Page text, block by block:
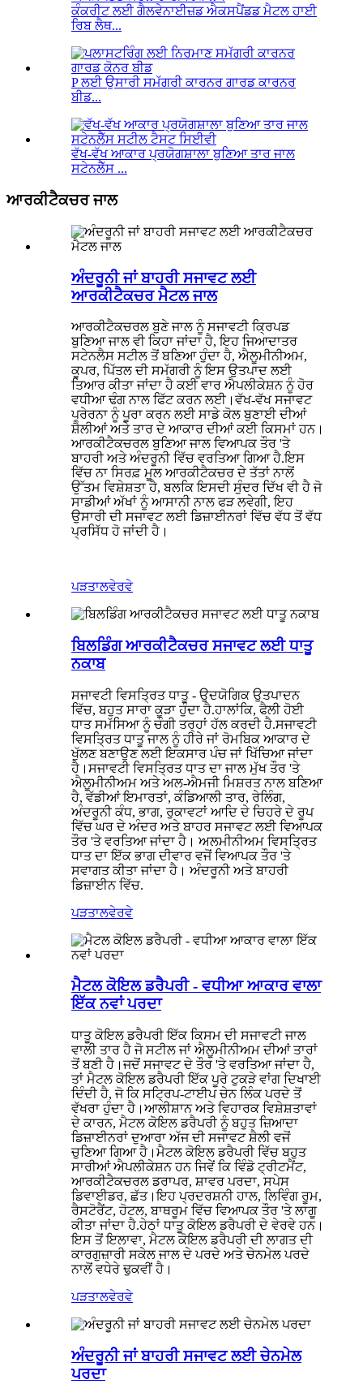
ਕੰਕਰੀਟ ਲਈ ਗੈਲਵੇਨਾਈਜ਼ਡ ਐਕਸਪੈਂਡਡ ਮੈਟਲ ਹਾਈ
ਰਿਬ ਲੈਥ...
P ਲਈ ਉਸਾਰੀ ਸਮੱਗਰੀ ਕਾਰਨਰ ਗਾਰਡ ਕਾਰਨਰ
ਬੀਡ...
ਵੱਖ-ਵੱਖ ਆਕਾਰ ਪ੍ਰਯੋਗਸ਼ਾਲਾ ਬੁਣਿਆ ਤਾਰ ਜਾਲ
ਸਟੇਨਲੈੱਸ ...
ਆਰਕੀਟੈਕਚਰ ਜਾਲ
ਅੰਦਰੂਨੀ ਜਾਂ ਬਾਹਰੀ ਸਜਾਵਟ ਲਈ
ਆਰਕੀਟੈਕਚਰ ਮੈਟਲ ਜਾਲ
ਆਰਕੀਟੈਕਚਰਲ ਬੁਣੇ ਜਾਲ ਨੂੰ ਸਜਾਵਟੀ ਕ੍ਰਿਪਡ
ਬੁਣਿਆ ਜਾਲ ਵੀ ਕਿਹਾ ਜਾਂਦਾ ਹੈ, ਇਹ ਜਿਆਦਾਤਰ
ਸਟੇਨਲੈਸ ਸਟੀਲ ਤੋਂ ਬਣਿਆ ਹੁੰਦਾ ਹੈ, ਐਲੂਮੀਨੀਅਮ,
ਕੂਪਰ, ਪਿੱਤਲ ਦੀ ਸਮੱਗਰੀ ਨੂੰ ਇਸ ਉਤਪਾਦ ਲਈ
ਤਿਆਰ ਕੀਤਾ ਜਾਂਦਾ ਹੈ ਕਈ ਵਾਰ ਐਪਲੀਕੇਸ਼ਨ ਨੂੰ ਹੋਰ
ਵਧੀਆ ਢੰਗ ਨਾਲ ਫਿੱਟ ਕਰਨ ਲਈ।ਵੱਖ-ਵੱਖ ਸਜਾਵਟ
ਪ੍ਰੇਰਨਾ ਨੂੰ ਪੂਰਾ ਕਰਨ ਲਈ ਸਾਡੇ ਕੋਲ ਬੁਣਾਈ ਦੀਆਂ
ਸ਼ੈਲੀਆਂ ਅਤੇ ਤਾਰ ਦੇ ਆਕਾਰ ਦੀਆਂ ਕਈ ਕਿਸਮਾਂ ਹਨ।
ਆਰਕੀਟੈਕਚਰਲ ਬੁਣਿਆ ਜਾਲ ਵਿਆਪਕ ਤੌਰ 'ਤੇ
ਬਾਹਰੀ ਅਤੇ ਅੰਦਰੂਨੀ ਵਿੱਚ ਵਰਤਿਆ ਗਿਆ ਹੈ.ਇਸ
ਵਿੱਚ ਨਾ ਸਿਰਫ਼ ਮੂਲ ਆਰਕੀਟੈਕਚਰ ਦੇ ਤੱਤਾਂ ਨਾਲੋਂ
ਉੱਤਮ ਵਿਸ਼ੇਸ਼ਤਾ ਹੈ, ਬਲਕਿ ਇਸਦੀ ਸੁੰਦਰ ਦਿੱਖ ਵੀ ਹੈ ਜੋ
ਸਾਡੀਆਂ ਅੱਖਾਂ ਨੂੰ ਆਸਾਨੀ ਨਾਲ ਫੜ ਲਵੇਗੀ, ਇਹ
ਉਸਾਰੀ ਦੀ ਸਜਾਵਟ ਲਈ ਡਿਜ਼ਾਈਨਰਾਂ ਵਿੱਚ ਵੱਧ ਤੋਂ ਵੱਧ
ਪ੍ਰਸਿੱਧ ਹੋ ਜਾਂਦੀ ਹੈ।
ਪੜਤਾਲਵੇਰਵੇ
ਬਿਲਡਿੰਗ ਆਰਕੀਟੈਕਚਰ ਸਜਾਵਟ ਲਈ ਧਾਤੂ
ਨਕਾਬ
ਸਜਾਵਟੀ ਵਿਸਤ੍ਰਿਤ ਧਾਤੂ - ਉਦਯੋਗਿਕ ਉਤਪਾਦਨ
ਵਿੱਚ, ਬਹੁਤ ਸਾਰਾ ਕੂੜਾ ਹੁੰਦਾ ਹੈ.ਹਾਲਾਂਕਿ, ਫੈਲੀ ਹੋਈ
ਧਾਤ ਸਮੱਸਿਆ ਨੂੰ ਚੰਗੀ ਤਰ੍ਹਾਂ ਹੱਲ ਕਰਦੀ ਹੈ.ਸਜਾਵਟੀ
ਵਿਸਤ੍ਰਿਤ ਧਾਤੂ ਜਾਲ ਨੂੰ ਹੀਰੇ ਜਾਂ ਰੋਮਬਿਕ ਆਕਾਰ ਦੇ
ਖੁੱਲਣ ਬਣਾਉਣ ਲਈ ਇਕਸਾਰ ਪੰਚ ਜਾਂ ਖਿੱਚਿਆ ਜਾਂਦਾ
ਹੈ।ਸਜਾਵਟੀ ਵਿਸਤ੍ਰਿਤ ਧਾਤ ਦਾ ਜਾਲ ਮੁੱਖ ਤੌਰ 'ਤੇ
ਐਲੂਮੀਨੀਅਮ ਅਤੇ ਅਲ-ਐਮਜੀ ਮਿਸ਼ਰਤ ਨਾਲ ਬਣਿਆ
ਹੈ, ਵੱਡੀਆਂ ਇਮਾਰਤਾਂ, ਕੰਡਿਆਲੀ ਤਾਰ, ਰੇਲਿੰਗ,
ਅੰਦਰੂਨੀ ਕੰਧ, ਭਾਗ, ਰੁਕਾਵਟਾਂ ਆਦਿ ਦੇ ਚਿਹਰੇ ਦੇ ਰੂਪ
ਵਿੱਚ ਘਰ ਦੇ ਅੰਦਰ ਅਤੇ ਬਾਹਰ ਸਜਾਵਟ ਲਈ ਵਿਆਪਕ
ਤੌਰ 'ਤੇ ਵਰਤਿਆ ਜਾਂਦਾ ਹੈ। ਅਲਮੀਨੀਅਮ ਵਿਸਤ੍ਰਿਤ
ਧਾਤ ਦਾ ਇੱਕ ਭਾਗ ਦੀਵਾਰ ਵਜੋਂ ਵਿਆਪਕ ਤੌਰ 'ਤੇ
ਸਵਾਗਤ ਕੀਤਾ ਜਾਂਦਾ ਹੈ। ਅੰਦਰੂਨੀ ਅਤੇ ਬਾਹਰੀ
ਡਿਜ਼ਾਈਨ ਵਿੱਚ.
ਪੜਤਾਲਵੇਰਵੇ
ਮੈਟਲ ਕੋਇਲ ਡਰੈਪਰੀ - ਵਧੀਆ ਆਕਾਰ ਵਾਲਾ
ਇੱਕ ਨਵਾਂ ਪਰਦਾ
ਧਾਤੂ ਕੋਇਲ ਡਰੈਪਰੀ ਇੱਕ ਕਿਸਮ ਦੀ ਸਜਾਵਟੀ ਜਾਲ
ਵਾਲੀ ਤਾਰ ਹੈ ਜੋ ਸਟੀਲ ਜਾਂ ਐਲੂਮੀਨੀਅਮ ਦੀਆਂ ਤਾਰਾਂ
ਤੋਂ ਬਣੀ ਹੈ।ਜਦੋਂ ਸਜਾਵਟ ਦੇ ਤੌਰ 'ਤੇ ਵਰਤਿਆ ਜਾਂਦਾ ਹੈ,
ਤਾਂ ਮੈਟਲ ਕੋਇਲ ਡਰੈਪਰੀ ਇੱਕ ਪੂਰੇ ਟੁਕੜੇ ਵਾਂਗ ਦਿਖਾਈ
ਦਿੰਦੀ ਹੈ, ਜੋ ਕਿ ਸਟ੍ਰਿਪ-ਟਾਈਪ ਚੇਨ ਲਿੰਕ ਪਰਦੇ ਤੋਂ
ਵੱਖਰਾ ਹੁੰਦਾ ਹੈ।ਆਲੀਸ਼ਾਨ ਅਤੇ ਵਿਹਾਰਕ ਵਿਸ਼ੇਸ਼ਤਾਵਾਂ
ਦੇ ਕਾਰਨ, ਮੈਟਲ ਕੋਇਲ ਡਰੈਪਰੀ ਨੂੰ ਬਹੁਤ ਜ਼ਿਆਦਾ
ਡਿਜ਼ਾਈਨਰਾਂ ਦੁਆਰਾ ਅੱਜ ਦੀ ਸਜਾਵਟ ਸ਼ੈਲੀ ਵਜੋਂ
ਚੁਣਿਆ ਗਿਆ ਹੈ।ਮੈਟਲ ਕੋਇਲ ਡਰੈਪਰੀ ਵਿੱਚ ਬਹੁਤ
ਸਾਰੀਆਂ ਐਪਲੀਕੇਸ਼ਨ ਹਨ ਜਿਵੇਂ ਕਿ ਵਿੰਡੋ ਟ੍ਰੀਟਮੈਂਟ,
ਆਰਕੀਟੈਕਚਰਲ ਡਰਾਪਰ, ਸ਼ਾਵਰ ਪਰਦਾ, ਸਪੇਸ
ਡਿਵਾਈਡਰ, ਛੱਤ।ਇਹ ਪ੍ਰਦਰਸ਼ਨੀ ਹਾਲ, ਲਿਵਿੰਗ ਰੂਮ,
ਰੈਸਟੋਰੈਂਟ, ਹੋਟਲ, ਬਾਥਰੂਮ ਵਿੱਚ ਵਿਆਪਕ ਤੌਰ 'ਤੇ ਲਾਗੂ
ਕੀਤਾ ਜਾਂਦਾ ਹੈ.ਹੇਠਾਂ ਧਾਤੂ ਕੋਇਲ ਡਰੈਪਰੀ ਦੇ ਵੇਰਵੇ ਹਨ।
ਇਸ ਤੋਂ ਇਲਾਵਾ, ਮੈਟਲ ਕੋਇਲ ਡਰੈਪਰੀ ਦੀ ਲਾਗਤ ਦੀ
ਕਾਰਗੁਜ਼ਾਰੀ ਸਕੇਲ ਜਾਲ ਦੇ ਪਰਦੇ ਅਤੇ ਚੇਨਮੇਲ ਪਰਦੇ
ਨਾਲੋਂ ਵਧੇਰੇ ਢੁਕਵੀਂ ਹੈ।
ਪੜਤਾਲਵੇਰਵੇ
ਅੰਦਰੂਨੀ ਜਾਂ ਬਾਹਰੀ ਸਜਾਵਟ ਲਈ ਚੇਨਮੇਲ
ਪਰਦਾ